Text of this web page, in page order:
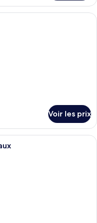
Voir les prix
Standard avec lits